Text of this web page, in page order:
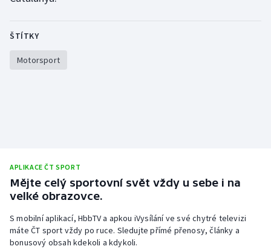
ŠTÍTKY
Motorsport
APLIKACE ČT SPORT
Mějte celý sportovní svět vždy u sebe i na
velké obrazovce.
S mobilní aplikací, HbbTV a apkou iVysílání ve své chytré televizi
máte ČT sport vždy po ruce. Sledujte přímé přenosy, články a
bonusový obsah kdekoli a kdykoli.